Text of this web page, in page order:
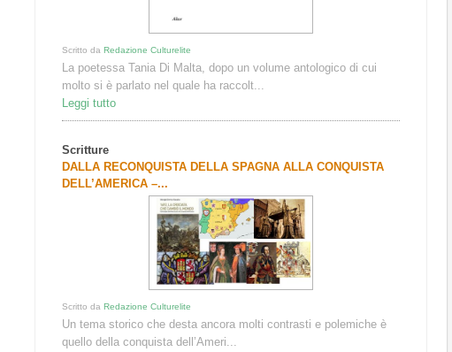
Scritto daRedazione Culturelite
La poetessa Tania Di Malta, dopo un volume antologico di cui
molto si è parlato nel quale ha raccolt...
Leggi tutto
Scritture
DALLA RECONQUISTA DELLA SPAGNA ALLA CONQUISTA
DELL’AMERICA –...
Scritto daRedazione Culturelite
Un tema storico che desta ancora molti contrasti e polemiche è
quello della conquista dell’Ameri...